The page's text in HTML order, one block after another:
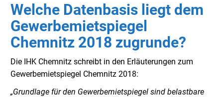
Welche Datenbasis liegt dem
Gewerbemietspiegel
Chemnitz 2018 zugrunde?
Die IHK Chemnitz schreibt in den Erläuterungen zum
Gewerbemietspiegel Chemnitz 2018:
„Grundlage für den Gewerbemietspiegel sind belastbare